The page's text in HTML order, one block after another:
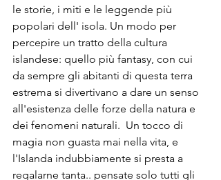
le storie, i miti e le leggende più
popolari dell' isola. Un modo per
percepire un tratto della cultura
islandese: quello più fantasy, con cui
da sempre gli abitanti di questa terra
estrema si divertivano a dare un senso
all'esistenza delle forze della natura e
dei fenomeni naturali.  Un tocco di
magia non guasta mai nella vita, e
l'Islanda indubbiamente si presta a
regalarne tanta.. pensate solo tutti gli